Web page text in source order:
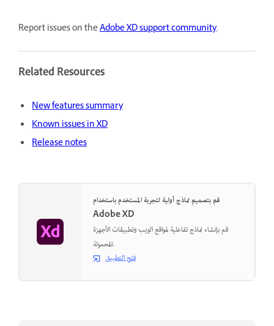
Report issues on theAdobe XD support community.
Related Resources
New features summary
Known issues in XD
Release notes
قم بتصميم نماذج أولية لتجربة المستخدم باستخدام
Adobe XD
قم بإنشاء نماذج تفاعلية لمواقع الويب وتطبيقات الأجهزة
المحمولة.
فتح التطبيق